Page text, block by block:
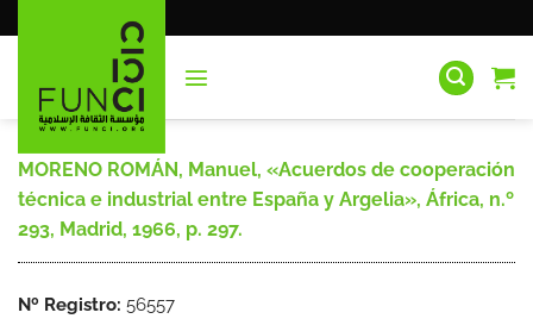
al
MORENO ROMÁN, Manuel, «Acuerdos de cooperación
técnica e industrial entre España y Argelia», África, n.º
293, Madrid, 1966, p. 297.
Nº Registro: 56557